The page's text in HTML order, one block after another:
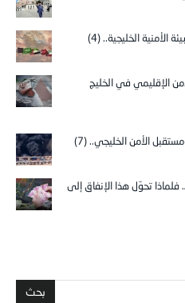
الأمنية الخليجية.. (4)
الإقليمي في الخليج
الأمن الخليجي.. (7)
فلماذا تحوّل هذا الإنفاق إلى